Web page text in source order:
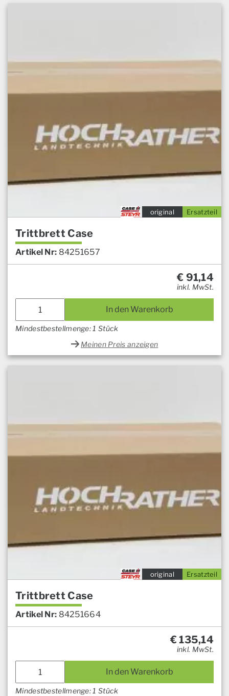
Ersatzteil
original
Trittbrett Case
Artikel Nr: 84251657
€ 91,14
inkl. MwSt.
In den Warenkorb
Mindestbestellmenge: 1 Stück
Meinen Preis anzeigen
Ersatzteil
original
Trittbrett Case
Artikel Nr: 84251664
€135,14
inkl. MwSt.
In den Warenkorb
Mindestbestellmenge: 1 Stück